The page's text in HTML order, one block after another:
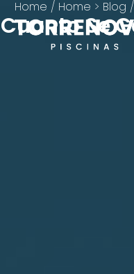
Home / Home > Blog /
Cuanto Se